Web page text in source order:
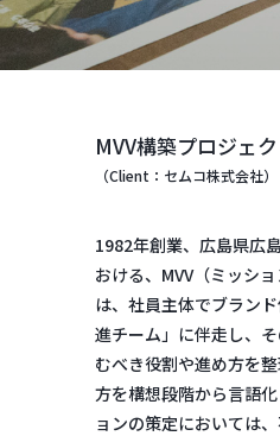
MVV構築プロジェ
（Client：セムコ株式会社）
1982年創業、広島県広
おける、MVV（ミッシ
は、社員主体でブラン
進チーム」に伴走し、
むべき役割や進め方を
方を構想段階から言語
ョンの策定においては